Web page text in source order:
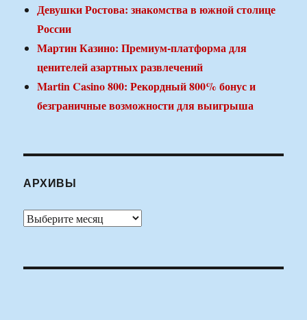
Девушки Ростова: знакомства в южной столице
России
Мартин Казино: Премиум-платформа для
ценителей азартных развлечений
Martin Casino 800: Рекордный 800% бонус и
безграничные возможности для выигрыша
АРХИВЫ
Архивы